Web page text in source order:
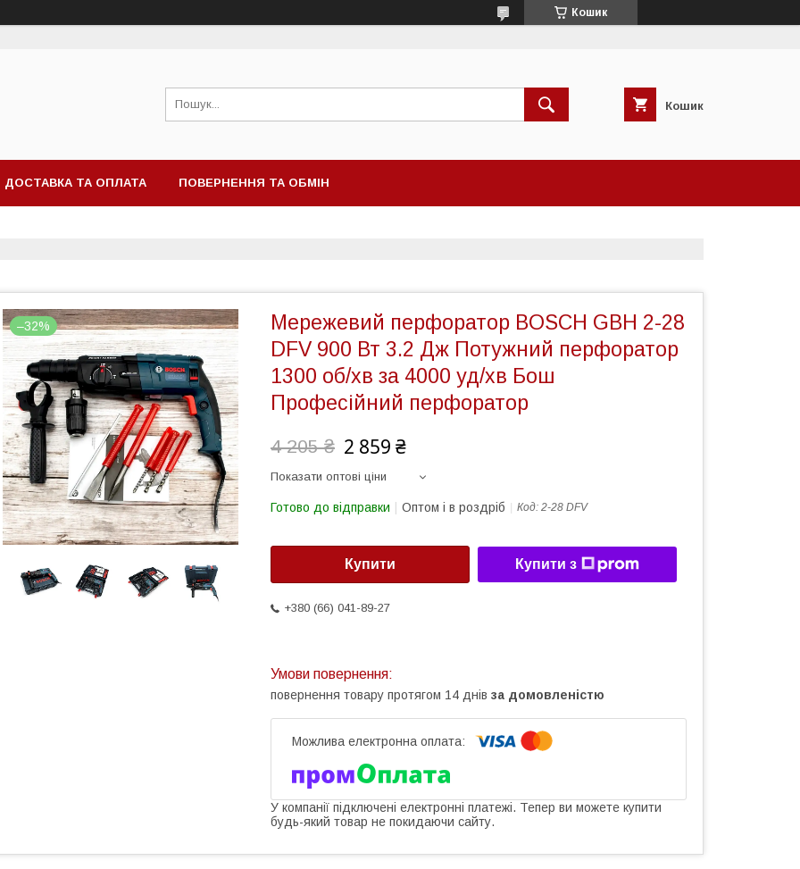
Кошик
Кошик
ДОСТАВКА ТА ОПЛАТА ПОВЕРНЕННЯ ТА ОБМІН
–32%
Мережевий перфоратор BOSCH GBH 2-28
DFV 900 Вт 3.2 Дж Потужний перфоратор
1300 об/хв за 4000 уд/хв Бош
Професійний перфоратор
4 205 ₴ 2 859 ₴
Показати оптові ціни
Готово до відправки Оптом і в роздріб Код: 2-28 DFV
Купити Купити з
+380 (66) 041-89-27
повернення товару протягом 14 днів за домовленістю
У компанії підключені електронні платежі. Тепер ви можете купити
будь-який товар не покидаючи сайту.